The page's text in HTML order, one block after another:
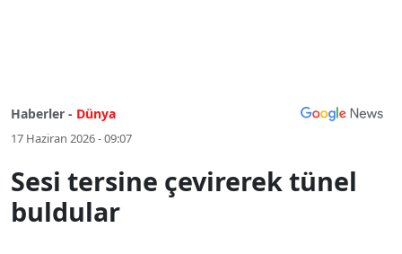
Haberler - Dünya
17 Haziran 2026 - 09:07
Sesi tersine çevirerek tünel
buldular